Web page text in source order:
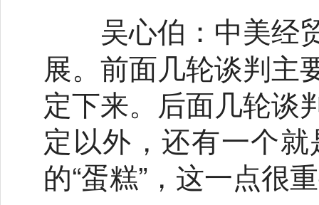
吴心伯： 中美经
展。前面几轮谈判主
定下来。后面几轮谈
定以外，还有一个
的“蛋糕”，这一点很